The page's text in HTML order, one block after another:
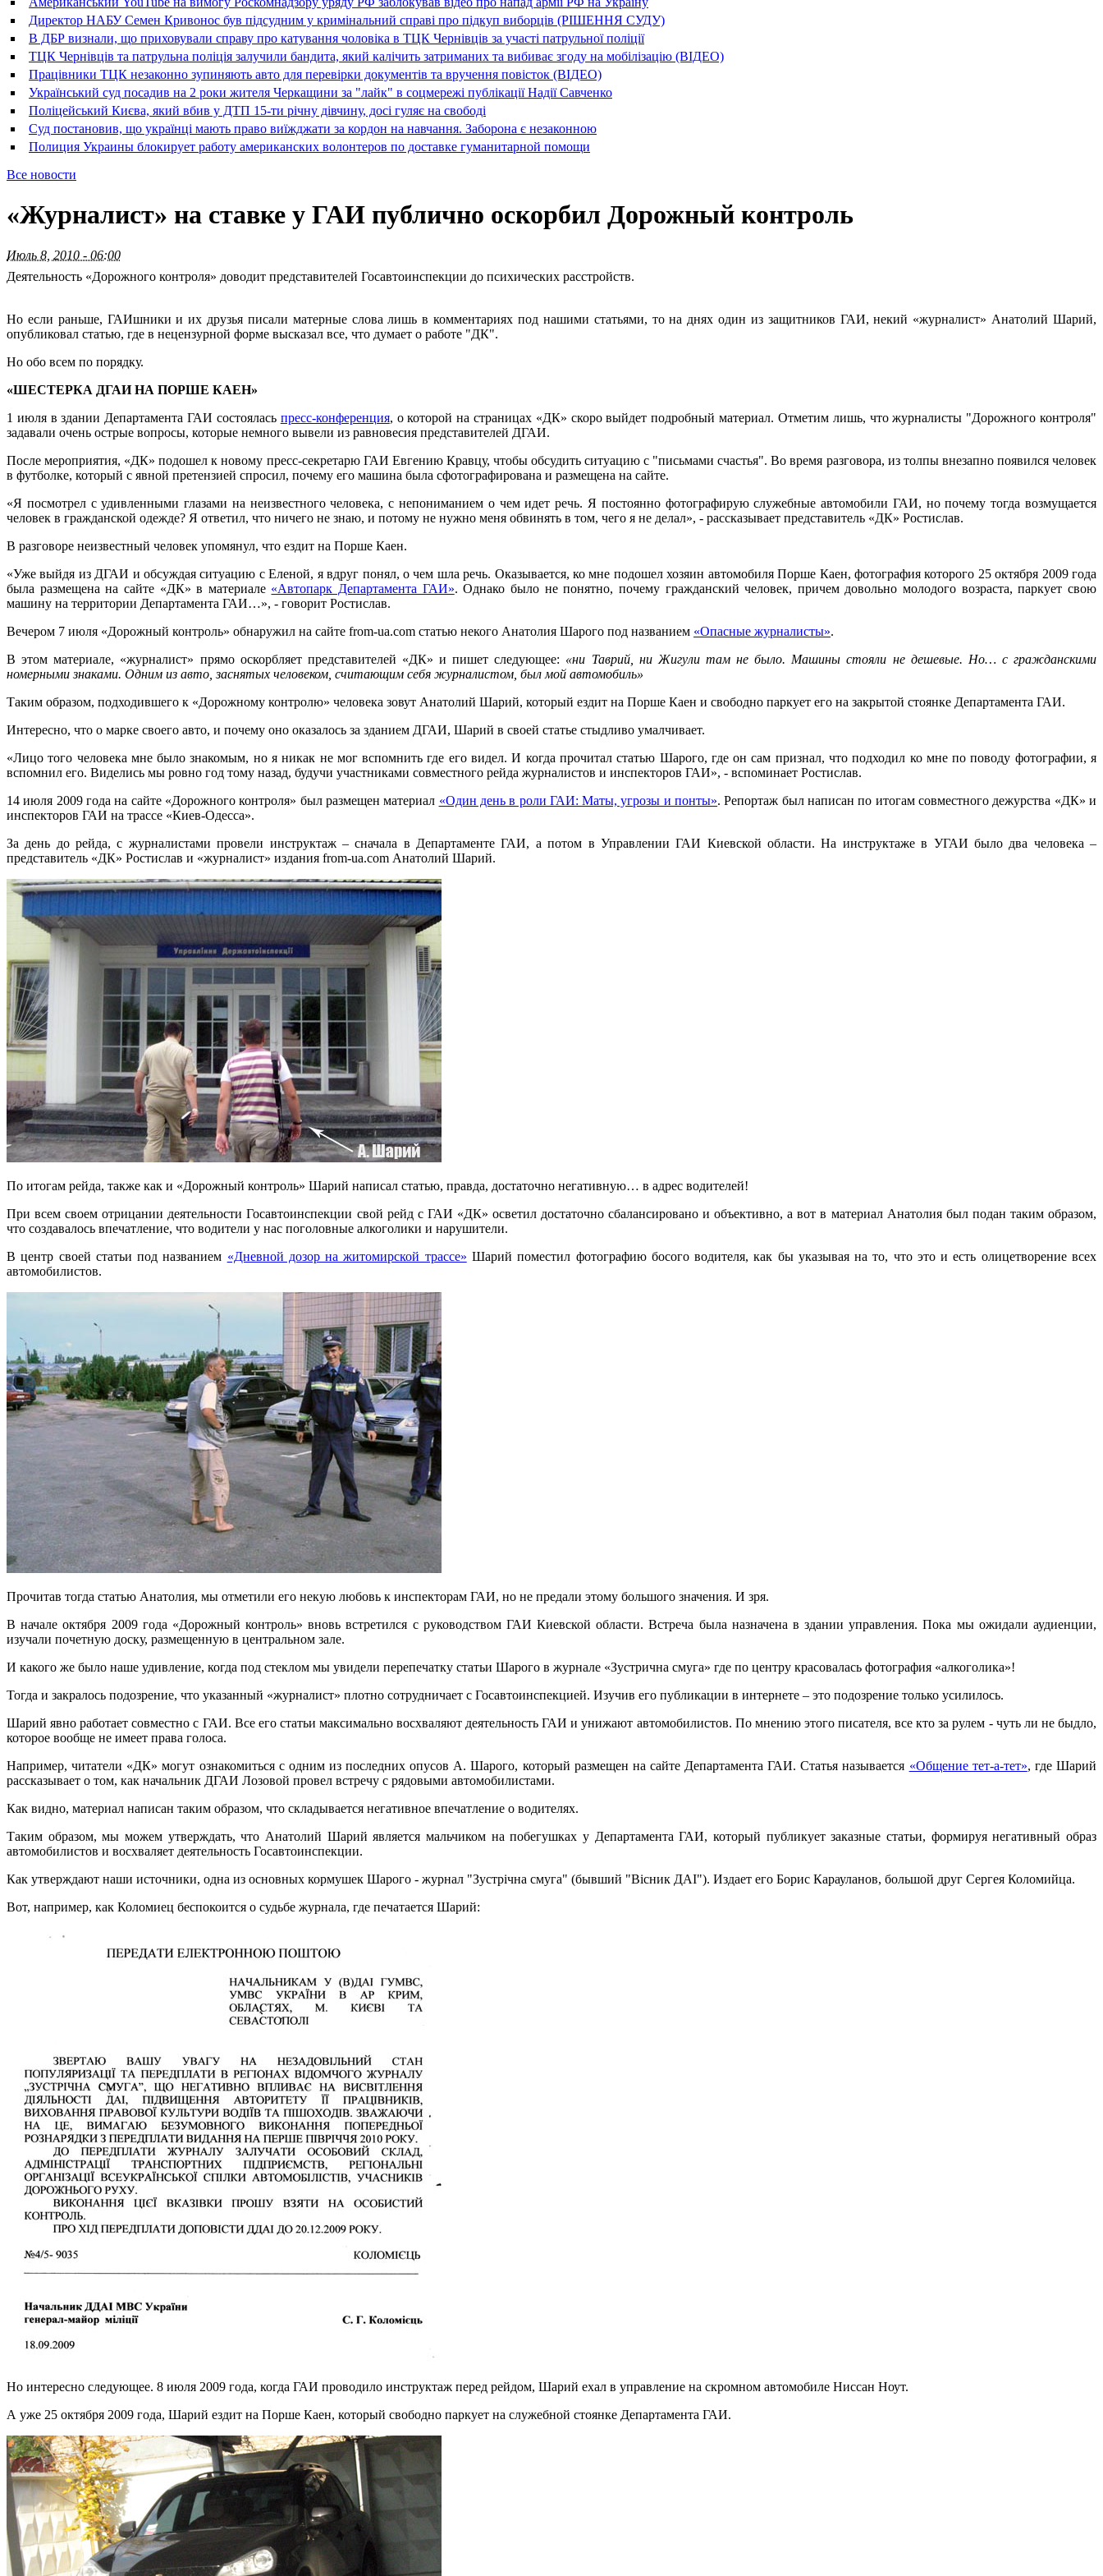
Директор НАБУ Семен Кривонос був підсудним у кримінальний справі про підкуп виборців (РІШЕННЯ СУДУ)
В ДБР визнали, що приховували справу про катування чоловіка в ТЦК Чернівців за участі патрульної поліції
ТЦК Чернівців та патрульна поліція залучили бандита, який калічить затриманих та вибиває згоду на мобілізацію (ВІДЕО)
Працівники ТЦК незаконно зупиняють авто для перевірки документів та вручення повісток (ВІДЕО)
Український суд посадив на 2 роки жителя Черкащини за "лайк" в соцмережі публікації Надії Савченко
Поліцейський Києва, який вбив у ДТП 15-ти річну дівчину, досі гуляє на свободі
Суд постановив, що українці мають право виїжджати за кордон на навчання. Заборона є незаконною
Полиция Украины блокирует работу американских волонтеров по доставке гуманитарной помощи
Все новости
«Журналист» на ставке у ГАИ публично оскорбил Дорожный контроль
Июль 8, 2010 - 06:00
Деятельность «Дорожного контроля» доводит представителей Госавтоинспекции до психических расстройств.
Но если раньше, ГАИшники и их друзья писали матерные слова лишь в комментариях под нашими статьями, то на днях один из защитников ГАИ, некий «журналист» Анатолий Шарий,
опубликовал статью, где в нецензурной форме высказал все, что думает о работе "ДК".
Но обо всем по порядку.
«ШЕСТЕРКА ДГАИ НА ПОРШЕ КАЕН»
1 июля в здании Департамента ГАИ состоялась пресс-конференция, о которой на страницах «ДК» скоро выйдет подробный материал. Отметим лишь, что журналисты "Дорожного контроля"
задавали очень острые вопросы, которые немного вывели из равновесия представителей ДГАИ.
После мероприятия, «ДК» подошел к новому пресс-секретарю ГАИ Евгению Кравцу, чтобы обсудить ситуацию с "письмами счастья". Во время разговора, из толпы внезапно появился человек
в футболке, который с явной претензией спросил, почему его машина была сфотографирована и размещена на сайте.
«Я посмотрел с удивленными глазами на неизвестного человека, с непониманием о чем идет речь. Я постоянно фотографирую служебные автомобили ГАИ, но почему тогда возмущается
человек в гражданской одежде? Я ответил, что ничего не знаю, и потому не нужно меня обвинять в том, чего я не делал», - рассказывает представитель «ДК» Ростислав.
В разговоре неизвестный человек упомянул, что ездит на Порше Каен.
«Уже выйдя из ДГАИ и обсуждая ситуацию с Еленой, я вдруг понял, о чем шла речь. Оказывается, ко мне подошел хозяин автомобиля Порше Каен, фотография которого 25 октября 2009 года
была размещена на сайте «ДК» в материале «Автопарк Департамента ГАИ». Однако было не понятно, почему гражданский человек, причем довольно молодого возраста, паркует свою
машину на территории Департамента ГАИ…», - говорит Ростислав.
Вечером 7 июля «Дорожный контроль» обнаружил на сайте from-ua.com статью некого Анатолия Шарого под названием «Опасные журналисты».
В этом материале, «журналист» прямо оскорбляет представителей «ДК» и пишет следующее: «ни Таврий, ни Жигули там не было. Машины стояли не дешевые. Но… с гражданскими
номерными знаками. Одним из авто, заснятых человеком, считающим себя журналистом, был мой автомобиль»
Таким образом, подходившего к «Дорожному контролю» человека зовут Анатолий Шарий, который ездит на Порше Каен и свободно паркует его на закрытой стоянке Департамента ГАИ.
Интересно, что о марке своего авто, и почему оно оказалось за зданием ДГАИ, Шарий в своей статье стыдливо умалчивает.
«Лицо того человека мне было знакомым, но я никак не мог вспомнить где его видел. И когда прочитал статью Шарого, где он сам признал, что подходил ко мне по поводу фотографии, я
вспомнил его. Виделись мы ровно год тому назад, будучи участниками совместного рейда журналистов и инспекторов ГАИ», - вспоминает Ростислав.
14 июля 2009 года на сайте «Дорожного контроля» был размещен материал «Один день в роли ГАИ: Маты, угрозы и понты». Репортаж был написан по итогам совместного дежурства «ДК» и
инспекторов ГАИ на трассе «Киев-Одесса».
За день до рейда, с журналистами провели инструктаж – сначала в Департаменте ГАИ, а потом в Управлении ГАИ Киевской области. На инструктаже в УГАИ было два человека –
представитель «ДК» Ростислав и «журналист» издания from-ua.com Анатолий Шарий.
По итогам рейда, также как и «Дорожный контроль» Шарий написал статью, правда, достаточно негативную… в адрес водителей!
При всем своем отрицании деятельности Госавтоинспекции свой рейд с ГАИ «ДК» осветил достаточно сбалансировано и объективно, а вот в материал Анатолия был подан таким образом,
что создавалось впечатление, что водители у нас поголовные алкоголики и нарушители.
В центр своей статьи под названием «Дневной дозор на житомирской трассе» Шарий поместил фотографию босого водителя, как бы указывая на то, что это и есть олицетворение всех
автомобилистов.
Прочитав тогда статью Анатолия, мы отметили его некую любовь к инспекторам ГАИ, но не предали этому большого значения. И зря.
В начале октября 2009 года «Дорожный контроль» вновь встретился с руководством ГАИ Киевской области. Встреча была назначена в здании управления. Пока мы ожидали аудиенции,
изучали почетную доску, размещенную в центральном зале.
И какого же было наше удивление, когда под стеклом мы увидели перепечатку статьи Шарого в журнале «Зустрична смуга» где по центру красовалась фотография «алкоголика»!
Тогда и закралось подозрение, что указанный «журналист» плотно сотрудничает с Госавтоинспекцией. Изучив его публикации в интернете – это подозрение только усилилось.
Шарий явно работает совместно с ГАИ. Все его статьи максимально восхваляют деятельность ГАИ и унижают автомобилистов. По мнению этого писателя, все кто за рулем - чуть ли не быдло,
которое вообще не имеет права голоса.
Например, читатели «ДК» могут ознакомиться с одним из последних опусов А. Шарого, который размещен на сайте Департамента ГАИ. Статья называется «Общение тет-а-тет», где Шарий
рассказывает о том, как начальник ДГАИ Лозовой провел встречу с рядовыми автомобилистами.
Как видно, материал написан таким образом, что складывается негативное впечатление о водителях.
Таким образом, мы можем утверждать, что Анатолий Шарий является мальчиком на побегушках у Департамента ГАИ, который публикует заказные статьи, формируя негативный образ
автомобилистов и восхваляет деятельность Госавтоинспекции.
Как утверждают наши источники, одна из основных кормушек Шарого - журнал "Зустрічна смуга" (бывший "Вісник ДАІ"). Издает его Борис Карауланов, большой друг Сергея Коломийца.
Вот, например, как Коломиец беспокоится о судьбе журнала, где печатается Шарий:
Но интересно следующее. 8 июля 2009 года, когда ГАИ проводило инструктаж перед рейдом, Шарий ехал в управление на скромном автомобиле Ниссан Ноут.
А уже 25 октября 2009 года, Шарий ездит на Порше Каен, который свободно паркует на служебной стоянке Департамента ГАИ.